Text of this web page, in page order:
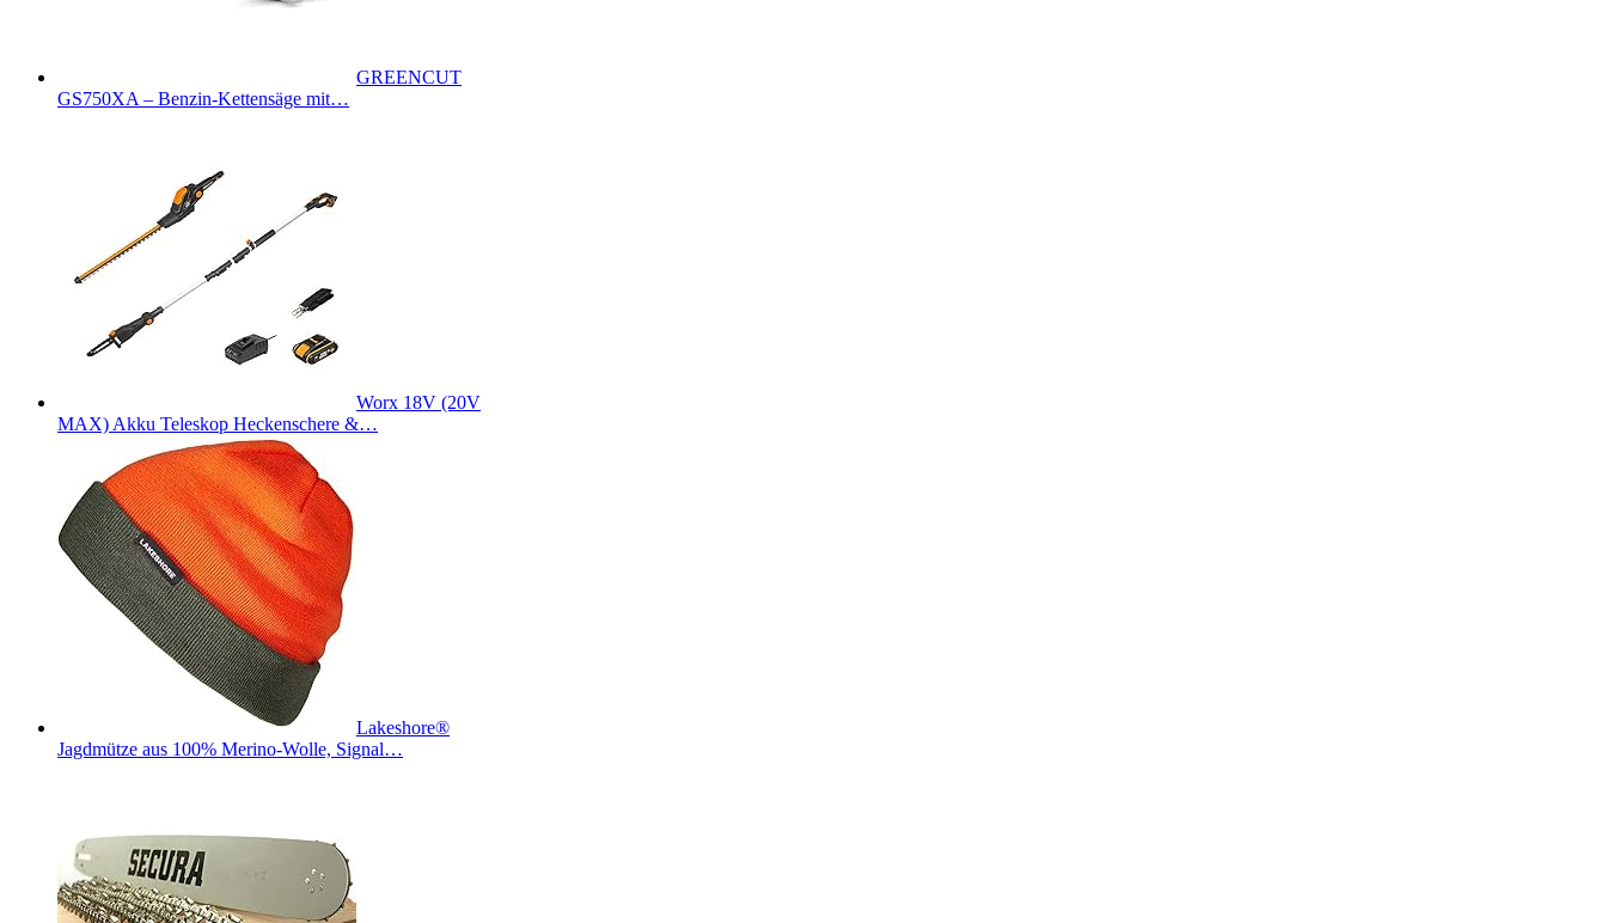
GREENCUT
GS750XA – Benzin-Kettensäge mit…
Worx 18V (20V
MAX) Akku Teleskop Heckenschere &…
Lakeshore®
Jagdmütze aus 100% Merino-Wolle, Signal…